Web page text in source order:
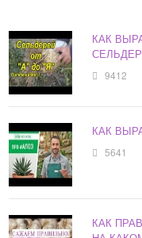
КАК
9412
КАК
5641
КАК